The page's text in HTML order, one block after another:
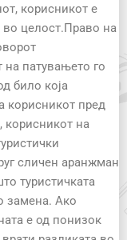
корисникот е
целост.Право на
на патувањето го
било која
корисникот пред
корисникот на
сличен аранжман
туристичката
замена. Ако
е од понизок